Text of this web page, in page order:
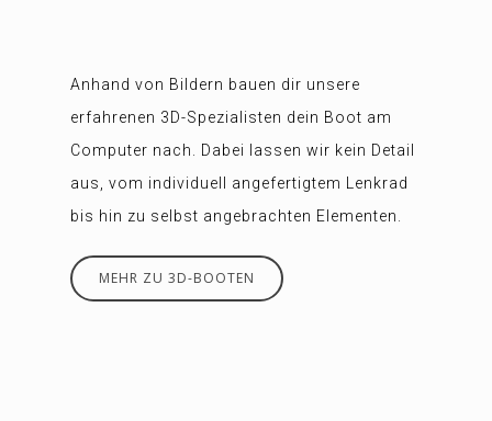
Anhand von Bildern bauen dir unsere
erfahrenen 3D-Spezialisten dein Boot am
Computer nach. Dabei lassen wir kein Detail
aus, vom individuell angefertigtem Lenkrad
bis hin zu selbst angebrachten Elementen.
MEHR ZU 3D-BOOTEN